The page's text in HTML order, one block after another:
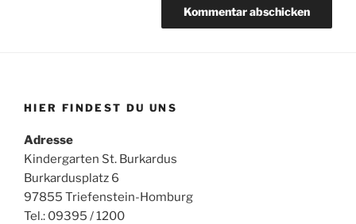
HIER FINDEST DU UNS
Adresse
Kindergarten St. Burkardus
Burkardusplatz 6
97855 Triefenstein-Homburg
Tel.: 09395 / 1200